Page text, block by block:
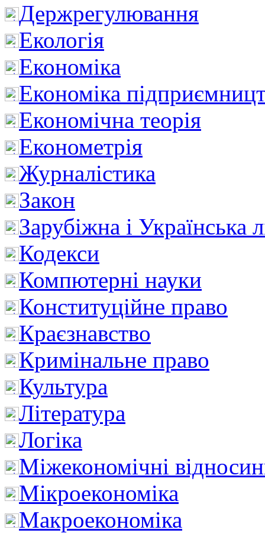
Держрегулювання
Екологія
Економіка
Економіка
Економічна теорія
Економетрія
Журналістика
Закон
Зарубіжна і Українська
Кодекси
Компютерні науки
Конституційне право
Краєзнавство
Кримінальне право
Культура
Література
Логіка
Міжекономічні
Мікроекономіка
Макроекономіка